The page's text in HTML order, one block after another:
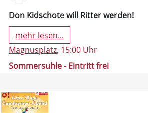
Don Kidschote will Ritter werden!
mehr lesen...
Magnusplatz, 15:00 Uhr
Sommersuhle - Eintritt frei